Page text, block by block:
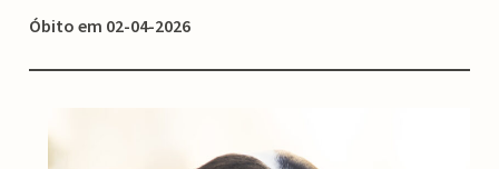
Óbito em 02-04-2026